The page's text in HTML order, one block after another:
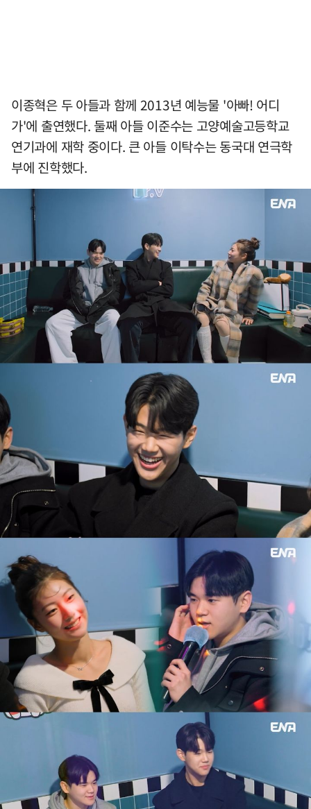
이종혁은 두 아들과 함께 2013년 예능물 '아빠! 어디
가'에 출연했다. 둘째 아들 이준수는 고양예술고등학교
연기과에 재학 중이다. 큰 아들 이탁수는 동국대 연극학
부에 진학했다.